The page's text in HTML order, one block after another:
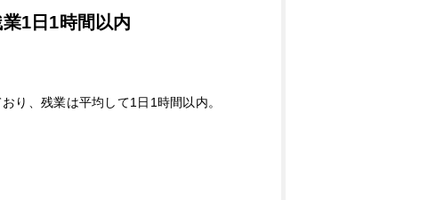
1日1時間以内
り、残業は平均して1日1時間以内。